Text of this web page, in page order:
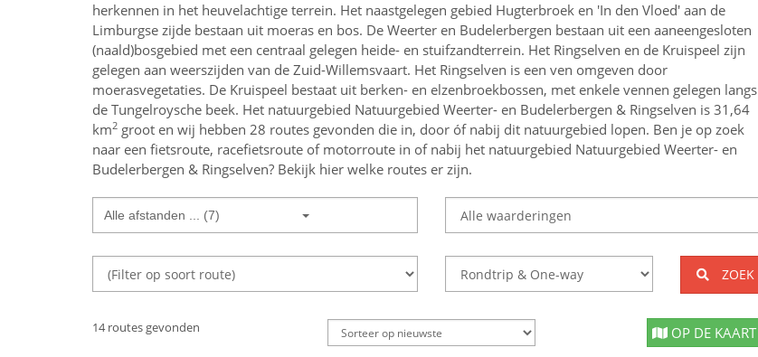
herkennen in het heuvelachtige terrein. Het naastgelegen gebied Hugterbroek en 'In den Vloed' aan de
Limburgse zijde bestaan uit moeras en bos. De Weerter en Budelerbergen bestaan uit een aaneengesloten
(naald)bosgebied met een centraal gelegen heide- en stuifzandterrein. Het Ringselven en de Kruispeel zijn
gelegen aan weerszijden van de Zuid-Willemsvaart. Het Ringselven is een ven omgeven door
moerasvegetaties. De Kruispeel bestaat uit berken- en elzenbroekbossen, met enkele vennen gelegen langs
de Tungelroysche beek. Het natuurgebied Natuurgebied Weerter- en Budelerbergen & Ringselven is 31,64
km2 groot en wij hebben 28 routes gevonden die in, door óf nabij dit natuurgebied lopen. Ben je op zoek
naar een fietsroute, racefietsroute of motorroute in of nabij het natuurgebied Natuurgebied Weerter- en
Budelerbergen & Ringselven? Bekijk hier welke routes er zijn.
Alle afstanden ... (7)
ZOEK
14 routes gevonden OP DE KAART